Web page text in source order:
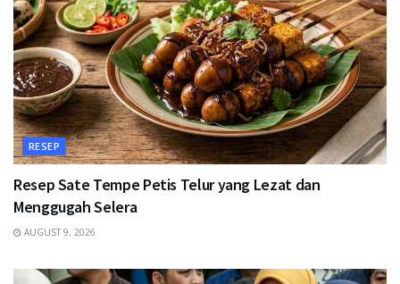
RESEP
Resep Sate Tempe Petis Telur yang Lezat dan
Menggugah Selera
AUGUST 9, 2026